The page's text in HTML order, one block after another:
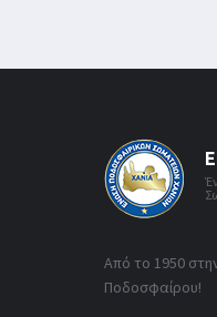
Από το 1950
Ποδοσφαίρου!